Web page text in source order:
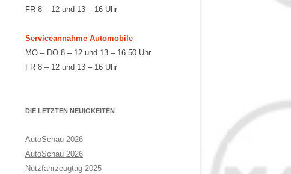
FR 8 – 12 und 13 – 16 Uhr
Serviceannahme Automobile
MO – DO 8 – 12 und 13 – 16.50 Uhr
FR 8 – 12 und 13 – 16 Uhr
DIE LETZTEN NEUIGKEITEN
AutoSchau 2026
AutoSchau 2026
Nutzfahrzeugtag 2025